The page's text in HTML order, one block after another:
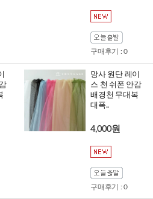
구매후기 : 0
망사 원단 레이
스 천 쉬폰 안감
배경천 무대복
대폭..
4,000원
구매후기 : 0